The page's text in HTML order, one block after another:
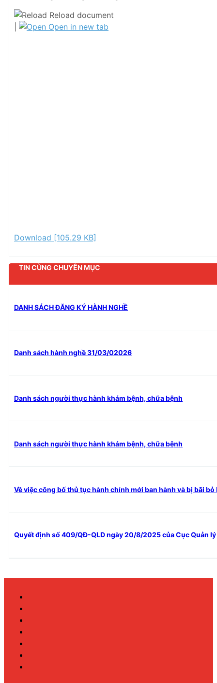
Reload document
Open in new tab
Download [105.29 KB]
TIN CÙNG CHUYÊN MỤC
DANH SÁCH ĐĂNG KÝ HÀNH NGHỀ
Danh sách hành nghề 31/03/02026
Danh sách người thực hành khám bệnh, chữa bệnh
Danh sách người thực hành khám bệnh, chữa bệnh
Về việc công bố thủ tục hành chính mới ban hành và bị bãi
Quyết định số 409/QĐ-QLD ngày 20/8/2025 của Cục Quản